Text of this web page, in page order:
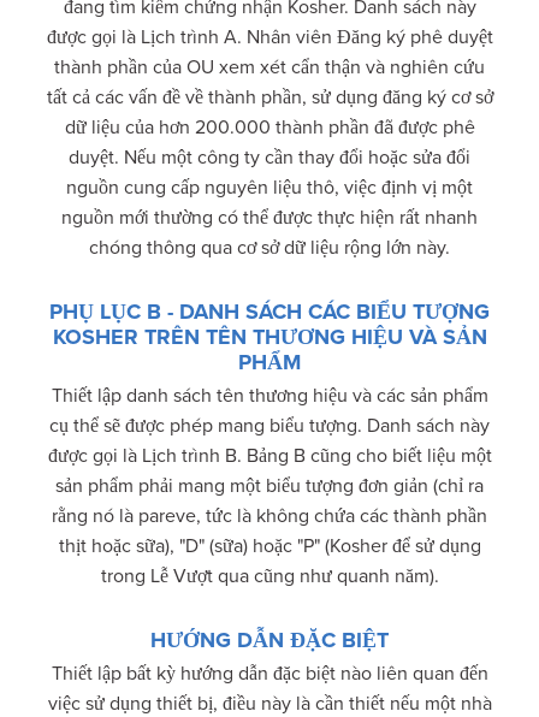
đang tìm kiếm chứng nhận Kosher. Danh sách này
được gọi là Lịch trình A. Nhân viên Đăng ký phê duyệt
thành phần của OU xem xét cẩn thận và nghiên cứu
tất cả các vấn đề về thành phần, sử dụng đăng ký cơ sở
dữ liệu của hơn 200.000 thành phần đã được phê
duyệt. Nếu một công ty cần thay đổi hoặc sửa đổi
nguồn cung cấp nguyên liệu thô, việc định vị một
nguồn mới thường có thể được thực hiện rất nhanh
chóng thông qua cơ sở dữ liệu rộng lớn này.
PHỤ LỤC B - DANH SÁCH CÁC BIỂU TƯỢNG
KOSHER TRÊN TÊN THƯƠNG HIỆU VÀ SẢN
PHẨM
Thiết lập danh sách tên thương hiệu và các sản phẩm
cụ thể sẽ được phép mang biểu tượng. Danh sách này
được gọi là Lịch trình B. Bảng B cũng cho biết liệu một
sản phẩm phải mang một biểu tượng đơn giản (chỉ ra
rằng nó là pareve, tức là không chứa các thành phần
thịt hoặc sữa), "D" (sữa) hoặc "P" (Kosher để sử dụng
trong Lễ Vượt qua cũng như quanh năm).
HƯỚNG DẪN ĐẶC BIỆT
Thiết lập bất kỳ hướng dẫn đặc biệt nào liên quan đến
việc sử dụng thiết bị, điều này là cần thiết nếu một nhà